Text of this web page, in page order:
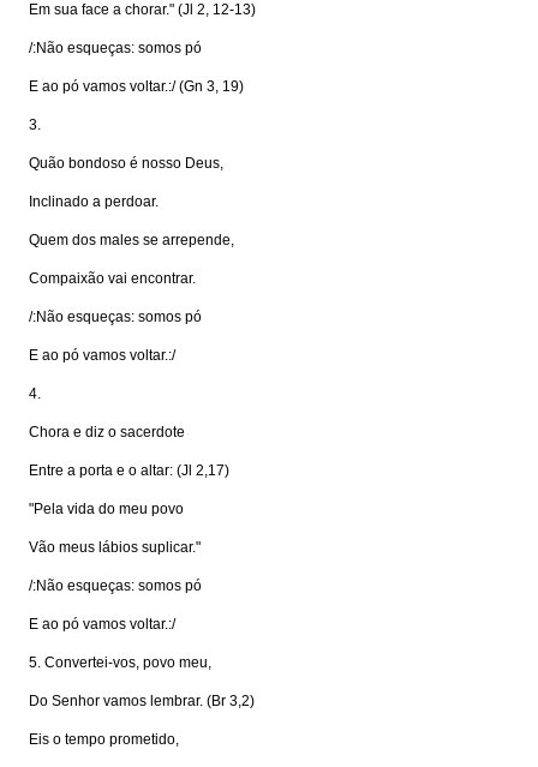
Em sua face a chorar." (Jl 2, 12-13)
/:Não esqueças: somos pó
E ao pó vamos voltar.:/ (Gn 3, 19)
3.
Quão bondoso é nosso Deus,
Inclinado a perdoar.
Quem dos males se arrepende,
Compaixão vai encontrar.
/:Não esqueças: somos pó
E ao pó vamos voltar.:/
4.
Chora e diz o sacerdote
Entre a porta e o altar: (Jl 2,17)
"Pela vida do meu povo
Vão meus lábios suplicar."
/:Não esqueças: somos pó
E ao pó vamos voltar.:/
5. Convertei-vos, povo meu,
Do Senhor vamos lembrar. (Br 3,2)
Eis o tempo prometido,